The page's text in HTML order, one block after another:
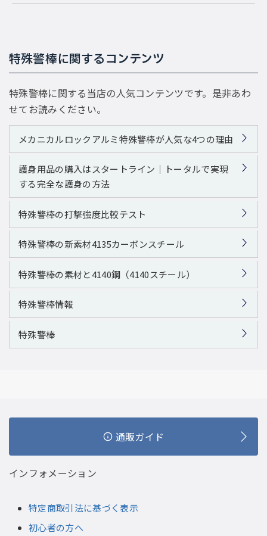
特殊警棒に関するコンテンツ
特殊警棒に関する当店の人気コンテンツです。是非あわ
せてお読みください。
メカニカルロックアルミ特殊警棒が人気な4つの理由
護身用品の購入はスタートライン｜トータルで実現
する完全な護身の方法
特殊警棒の打撃強度比較テスト
特殊警棒の新素材4135カーボンスチール
特殊警棒の素材と4140鋼（4140スチール）
特殊警棒情報
特殊警棒
通販ガイド
インフォメーション
特定商取引法に基づく表示
初心者の方へ